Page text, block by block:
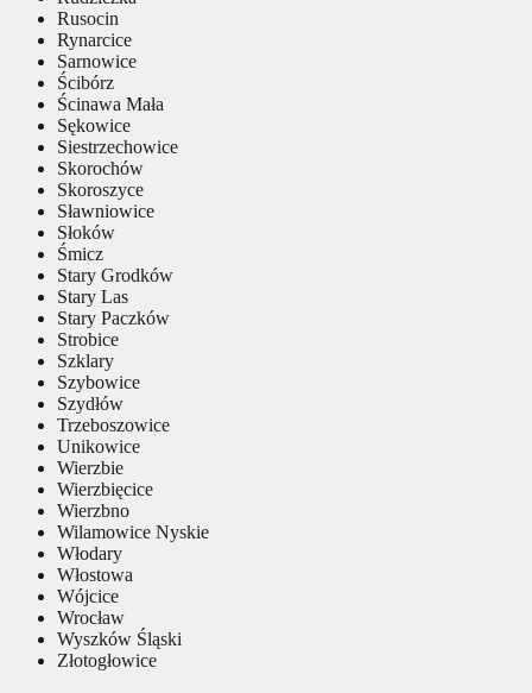
Rusocin
Rynarcice
Sarnowice
Ścibórz
Ścinawa Mała
Sękowice
Siestrzechowice
Skorochów
Skoroszyce
Sławniowice
Słoków
Śmicz
Stary Grodków
Stary Las
Stary Paczków
Strobice
Szklary
Szybowice
Szydłów
Trzeboszowice
Unikowice
Wierzbie
Wierzbięcice
Wierzbno
Wilamowice Nyskie
Włodary
Włostowa
Wójcice
Wrocław
Wyszków Śląski
Złotogłowice